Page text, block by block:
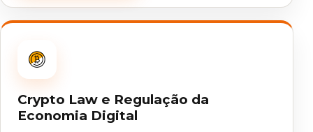
Crypto Law e Regulação da
Economia Digital